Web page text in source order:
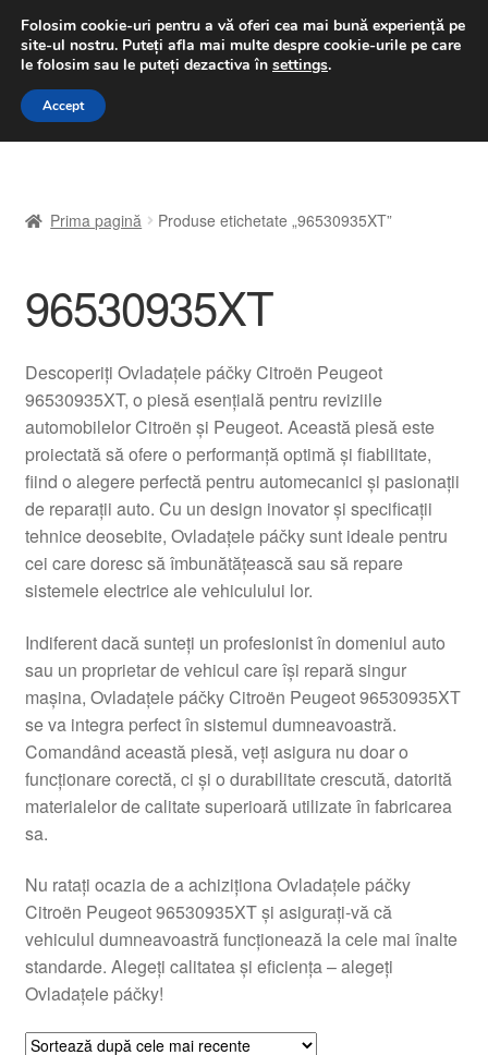
LIVRARE de la 33 lei
luni-vineri 9 a.m. - 4 p.m.031 229 6816
Sari
Sari
A lua legatura
Contul meu
Despre noi
Finalizare comandă
Livrare
Livrare în toată lumea
Plângere
Plățile
Politică de confidențialitate
Procedura de reclamație
Termeni si conditii
Prima pagină Produse etichetate „96530935XT”
96530935XT
Descoperiți Ovladațele páčky Citroën Peugeot
96530935XT, o piesă esențială pentru reviziile
automobilelor Citroën și Peugeot. Această piesă este
proiectată să ofere o performanță optimă și fiabilitate,
fiind o alegere perfectă pentru automecanici și pasionații
de reparații auto. Cu un design inovator și specificații
tehnice deosebite, Ovladațele páčky sunt ideale pentru
cei care doresc să îmbunătățească sau să repare
sistemele electrice ale vehiculului lor.
Indiferent dacă sunteți un profesionist în domeniul auto
sau un proprietar de vehicul care își repară singur
mașina, Ovladațele páčky Citroën Peugeot 96530935XT
se va integra perfect în sistemul dumneavoastră.
Comandând această piesă, veți asigura nu doar o
funcționare corectă, ci și o durabilitate crescută, datorită
materialelor de calitate superioară utilizate în fabricarea
sa.
Nu ratați ocazia de a achiziționa Ovladațele páčky
Citroën Peugeot 96530935XT și asigurați-vă că
vehiculul dumneavoastră funcționează la cele mai înalte
standarde. Alegeți calitatea și eficiența – alegeți
Ovladațele páčky!
Folosim cookie-uri pentru a vă oferi cea mai bună experiență pe
site-ul nostru. Puteți afla mai multe despre cookie-urile pe care
le folosim sau le puteți dezactiva în settings.
Accept